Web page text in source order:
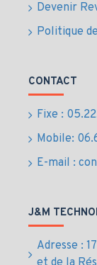
Devenir
Politique
CONTACT
Fixe :
Mobile:
E-mail :
J&M
Adresse :